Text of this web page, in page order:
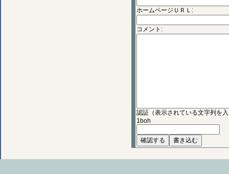
ホームページＵＲＬ:
コメント:
認証（表示されている文字列を
1boh